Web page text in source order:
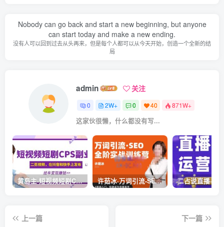
Nobody can go back and start a new beginning, but anyone
can start today and make a new ending.
没有人可以回到过去从头再来，但是每个人都可以从今天开始，创造一个全新的结
局
admin 关注
0 2W+ 0 40 871W+
这家伙很懒，什么都没有写...
黄岛主·短视频短剧CPS副业项目：二剪视频在抖音和快手上发布，挂车变现 许茹冰·万词引流-SEO全阶实战训练营，0基础入门，快速成为流量高手
上一篇
下一篇